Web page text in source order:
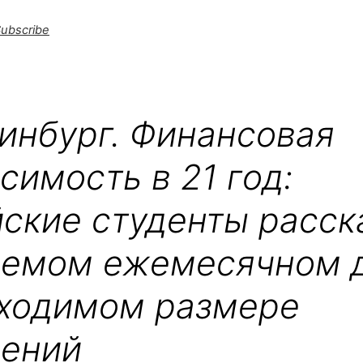
Финансовая
в 21 год:
студенты
ежемесячном
размере